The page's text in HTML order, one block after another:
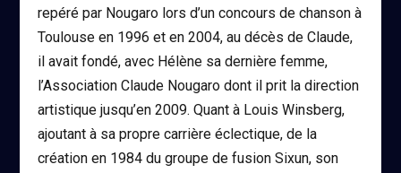
repéré par Nougaro lors d’un concours de chanson à
Toulouse en 1996 et en 2004, au décès de Claude,
il avait fondé, avec Hélène sa dernière femme,
l’Association Claude Nougaro dont il prit la direction
artistique jusqu’en 2009. Quant à Louis Winsberg,
ajoutant à sa propre carrière éclectique, de la
création en 1984 du groupe de fusion Sixun, son